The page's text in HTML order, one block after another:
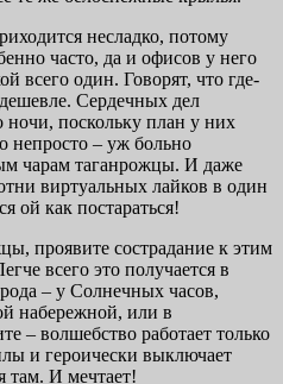
несладко, потому
часто, да и офисов у него
всего один. Говорят, что где-
Сердечных дел
ночи, поскольку план у них
непросто – уж больно
чарам таганрожцы. И даже
виртуальных лайков в один
ой как постараться!
проявите сострадание к этим
всего это получается в
– у Солнечных часов,
набережной, или в
– волшебство работает только
и героически выключает
там. И мечтает!